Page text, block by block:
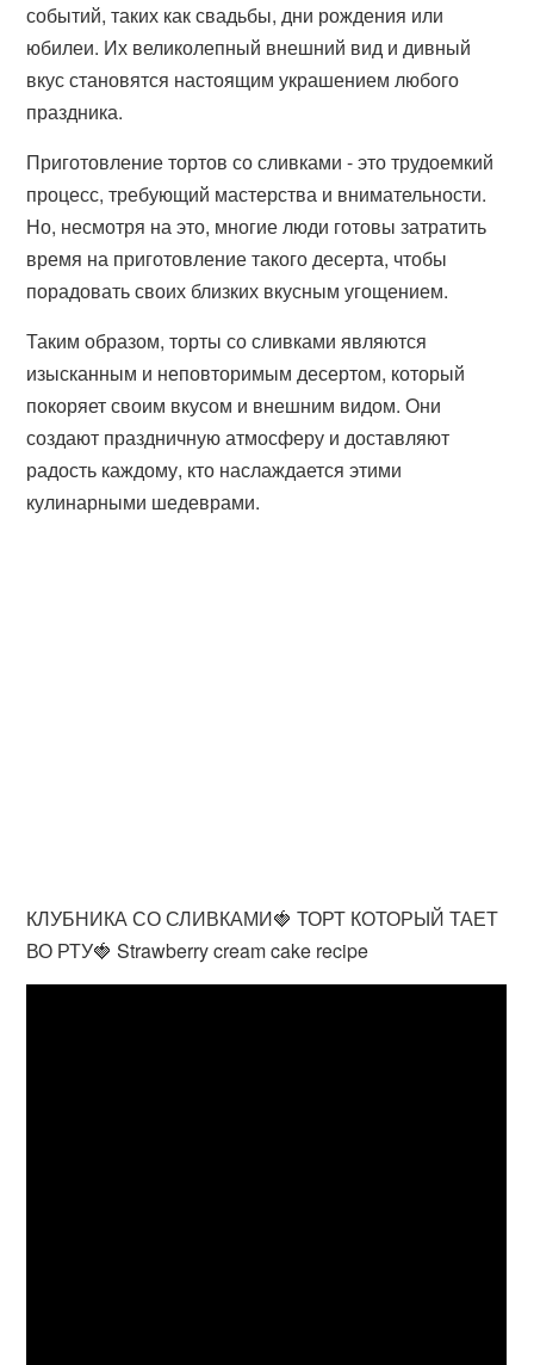
событий, таких как свадьбы, дни рождения или
юбилеи. Их великолепный внешний вид и дивный
вкус становятся настоящим украшением любого
праздника.
Приготовление тортов со сливками - это трудоемкий
процесс, требующий мастерства и внимательности.
Но, несмотря на это, многие люди готовы затратить
время на приготовление такого десерта, чтобы
порадовать своих близких вкусным угощением.
Таким образом, торты со сливками являются
изысканным и неповторимым десертом, который
покоряет своим вкусом и внешним видом. Они
создают праздничную атмосферу и доставляют
радость каждому, кто наслаждается этими
кулинарными шедеврами.
КЛУБНИКА СО СЛИВКАМИ🍓 ТОРТ КОТОРЫЙ ТАЕТ
ВО РТУ🍓 Strawberry cream cake recipe